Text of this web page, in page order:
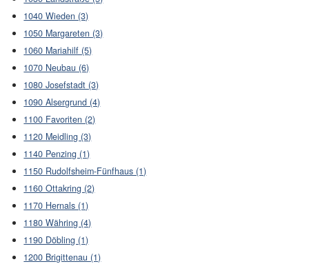
1040 Wieden (3)
1050 Margareten (3)
1060 Mariahilf (5)
1070 Neubau (6)
1080 Josefstadt (3)
1090 Alsergrund (4)
1100 Favoriten (2)
1120 Meidling (3)
1140 Penzing (1)
1150 Rudolfsheim-Fünfhaus (1)
1160 Ottakring (2)
1170 Hernals (1)
1180 Währing (4)
1190 Döbling (1)
1200 Brigittenau (1)